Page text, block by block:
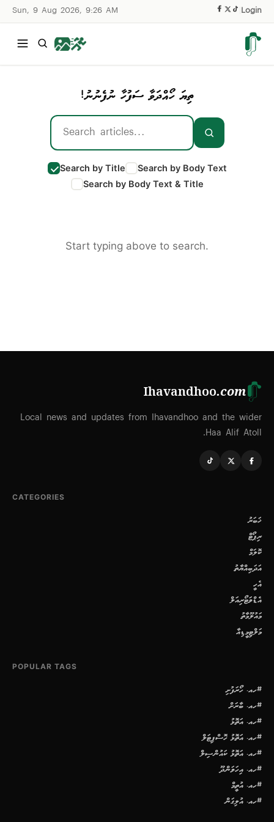
Sun, 9 Aug 2026, 9:26 AM Login
ތިޔަ ހޯއްދަވާ ސަފުހާ ނުފެނުނު!
Search by Title
Search by Body Text
Search by Body Text & Title
Start typing above to search.
Ihavandhoo.com
Local news and updates from Ihavandhoo and the wider
Haa Alif Atoll.
CATEGORIES
ޚަބަރު
ރިޕޯޓް
ކޮލަމް
އަދަބިއްޔާތު
އެހީ
އެޑްވަޓޯރިއަލް
މައުލޫމާތު
މަލްޓިމީޑިއާ
POPULAR TAGS
#ހއ. ހޯރަފުށި
#ހއ. ބާރަށް
#ހއ. އަތޮޅު
#ހއ. އަތޮޅު ހޮސްޕިޓަލް
#ހއ. އަތޮޅު ކައުންސިލް
#ހއ. އިހަވަންދޫ
#ހއ. އުތީމް
#ހއ. އުލިގަން